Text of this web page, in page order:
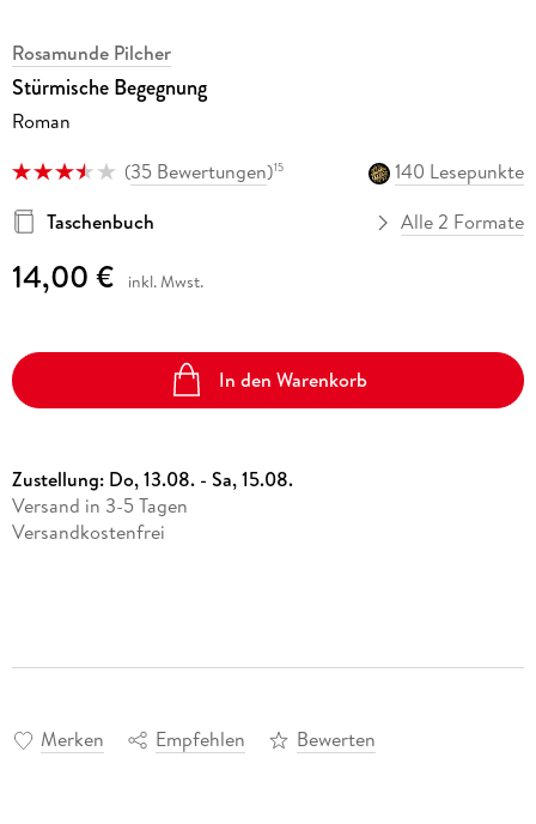
Rosamunde Pilcher
Stürmische Begegnung
Roman
(35 Bewertungen)15
140 Lesepunkte
Taschenbuch
Alle 2 Formate
14,00 € inkl. Mwst.
In den Warenkorb
Zustellung: Do, 13.08. - Sa, 15.08.
Versand in 3-5 Tagen
Versandkostenfrei
Merken Empfehlen Bewerten